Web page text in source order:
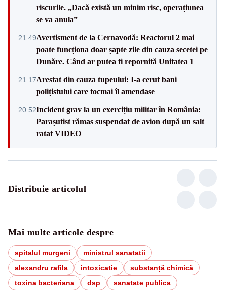
riscurile. „Dacă există un minim risc, operațiunea
se va anula”
21:49Avertisment de la Cernavodă: Reactorul 2 mai
poate funcționa doar șapte zile din cauza secetei pe
Dunăre. Când ar putea fi repornită Unitatea 1
21:17Arestat din cauza tupeului: I-a cerut bani
polițistului care tocmai îl amendase
20:52Incident grav la un exercițiu militar în România:
Parașutist rămas suspendat de avion după un salt
ratat VIDEO
Distribuie articolul
Mai multe articole despre
spitalul murgeni
ministrul sanatatii
alexandru rafila
intoxicatie
substanță chimică
toxina bacteriana
dsp
sanatate publica